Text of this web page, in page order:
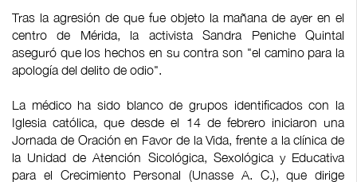
Tras la agresión de que fue objeto la mañana de ayer en el
centro de Mérida, la activista Sandra Peniche Quintal
aseguró que los hechos en su contra son "el camino para la
apología del delito de odio".
La médico ha sido blanco de grupos identificados con la
Iglesia católica, que desde el 14 de febrero iniciaron una
Jornada de Oración en Favor de la Vida, frente a la clínica de
la Unidad de Atención Sicológica, Sexológica y Educativa
para el Crecimiento Personal (Unasse A. C.), que dirige